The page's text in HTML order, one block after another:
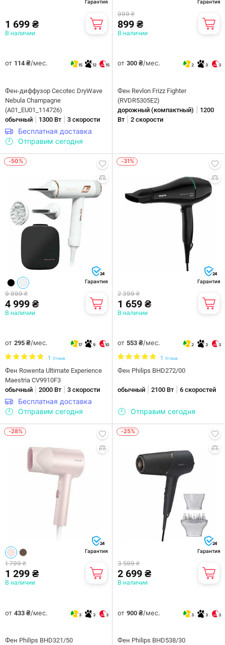
Гарантия
1 699 ₴
В наличии
от 114 ₴/мес. 15 12 15
Фен-диффузор Cecotec DryWave
Nebula Champagne
(A01_EU01_114726)
обычный
1300 Вт| 3 скорости
Бесплатная доставка
Отправим сегодня
Гарантия
999 ₴
899 ₴
В наличии
от 300 ₴/мес. 2 3 3
Фен Revlon Frizz Fighter
(RVDR5305E2)
дорожный (компактный)
1200
Вт| 2 скорости
-50%
24
Гарантия
9 999 ₴
4 999 ₴
В наличии
от 295 ₴/мес. 17 9 10
1 Отзыв
Фен Rowenta Ultimate Experience
Maestria CV9910F3
обычный
2000 Вт| 3 скорости
Бесплатная доставка
Отправим сегодня
-31%
24
Гарантия
2 399 ₴
1 659 ₴
В наличии
от 553 ₴/мес. 2 3 3
1 Отзыв
Фен Philips BHD272/00
обычный 2100 Вт| 6 скоростей
Отправим сегодня
-28%
24
Гарантия
1 799 ₴
1 299 ₴
В наличии
от 433 ₴/мес. 3 3 3
Фен Philips BHD321/50
-25%
24
Гарантия
3 599 ₴
2 699 ₴
В наличии
от 900 ₴/мес. 3 3 3
Фен Philips BHD538/30